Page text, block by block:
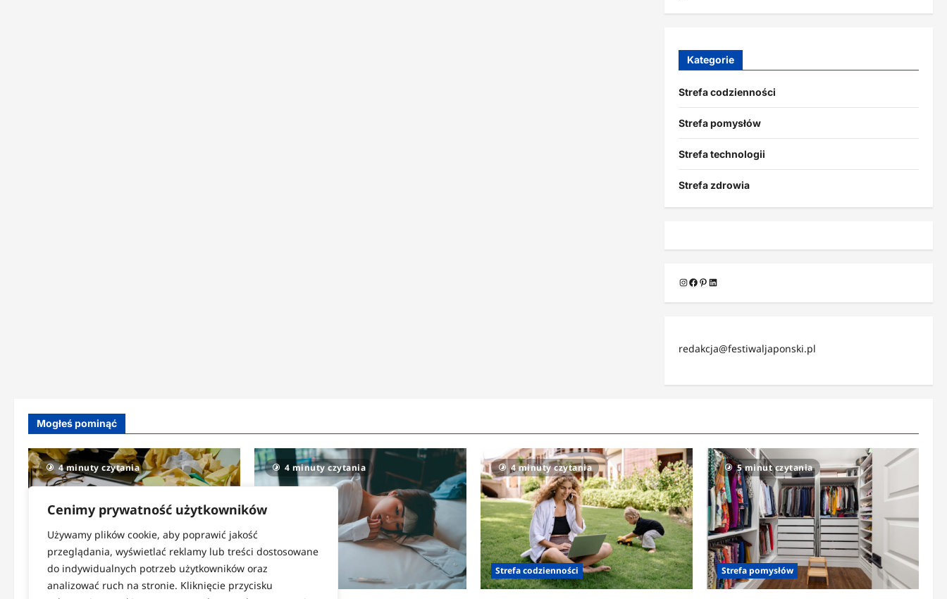
Cenimy prywatność użytkowników
Używamy plików cookie, aby poprawić jakość
przeglądania, wyświetlać reklamy lub treści dostosowane
do indywidualnych potrzeb użytkowników oraz
analizować ruch na stronie. Kliknięcie przycisku
Kategorie
Strefa codzienności
Strefa pomysłów
Strefa technologii
Strefa zdrowia
Instagram
Facebook
Pinterest
LinkedIn
redakcja@festiwaljaponski.pl
Mogłeś pominąć
4 minuty czytania
Strefa codzienności
4 minuty czytania 4 minuty czytania
Strefa codzienności
5 minut czytania
Strefa pomysłów